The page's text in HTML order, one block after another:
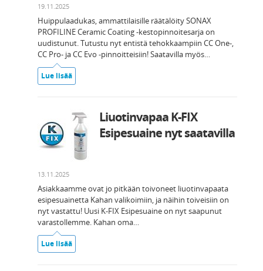
19.11.2025
Huippulaadukas, ammattilaisille räätälöity SONAX
PROFILINE Ceramic Coating -kestopinnoitesarja on
uudistunut. Tutustu nyt entistä tehokkaampiin CC One-,
CC Pro- ja CC Evo -pinnoitteisiin! Saatavilla myös…
Lue lisää
Liuotinvapaa K-FIX
Esipesuaine nyt saatavilla
13.11.2025
Asiakkaamme ovat jo pitkään toivoneet liuotinvapaata
esipesuainetta Kahan valikoimiin, ja näihin toiveisiin on
nyt vastattu! Uusi K-FIX Esipesuaine on nyt saapunut
varastollemme. Kahan oma…
Lue lisää